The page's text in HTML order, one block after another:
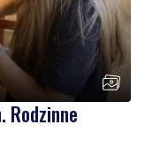
Rodzinne